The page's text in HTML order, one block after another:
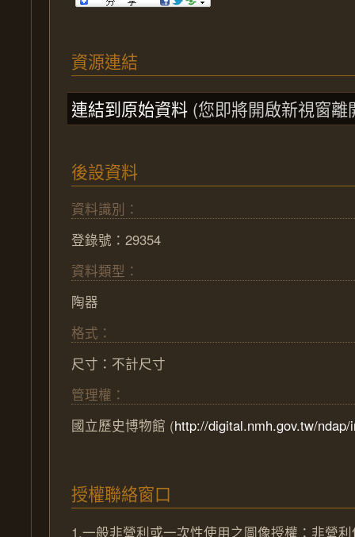
資源連結
連結到原始資料 (您即將開啟新視窗離
後設資料
資料識別：
登錄號：29354
資料類型：
陶器
格式：
尺寸：不計尺寸
管理權：
國立歷史博物館 (http://digital.nmh.gov.tw/
授權聯絡窗口
1.一般非營利或一次性使用之圖像授權：非營